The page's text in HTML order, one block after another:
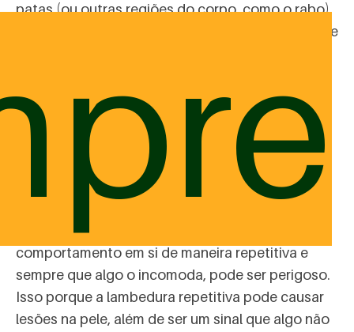
patas (ou outras regiões do corpo, como o rabo)
e pode
comuns associados à lambedura compulsiva
estão a ansiedade, a mudança repentina de
ambiente, chegada de outro animal, o abandono
durante muitas horas ou dia, além da falta de
estímulos mentais e físicos em qualquer fase da
No entanto, quando o cão começa a repetir esse
comportamento em si de maneira repetitiva e
sempre que algo o incomoda, pode ser perigoso.
Isso porque a lambedura repetitiva pode causar
lesões na pele, além de ser um sinal que algo não